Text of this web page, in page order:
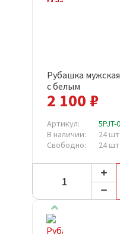
Рубашка
с белым
2 100 ₽
Артикул:
5PJT-
В наличии:
24 шт
Свободно:
24 шт